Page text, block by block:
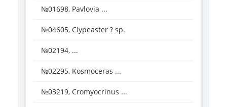
№01698, Pavlovia ...
№04605, Clypeaster ? sp.
№02194, ...
№02295, Kosmoceras ...
№03219, Cromyocrinus ...